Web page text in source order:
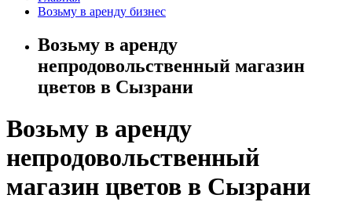
Возьму в аренду бизнес
Возьму в аренду
непродовольственный магазин
цветов в Сызрани
Возьму в аренду
непродовольственный
магазин цветов в Сызрани